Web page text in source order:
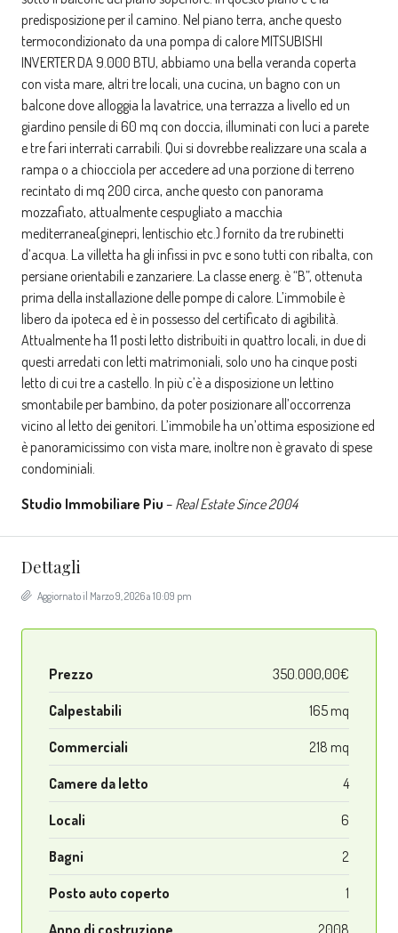
predisposizione per il camino. Nel piano terra, anche questo
termocondizionato da una pompa di calore MITSUBISHI
INVERTER DA 9.000 BTU, abbiamo una bella veranda coperta
con vista mare, altri tre locali, una cucina, un bagno con un
balcone dove alloggia la lavatrice, una terrazza a livello ed un
giardino pensile di 60 mq con doccia, illuminati con luci a parete
e tre fari interrati carrabili. Qui si dovrebbe realizzare una scala a
rampa o a chiocciola per accedere ad una porzione di terreno
recintato di mq 200 circa, anche questo con panorama
mozzafiato, attualmente cespugliato a macchia
mediterranea(ginepri, lentischio etc.) fornito da tre rubinetti
d’acqua. La villetta ha gli infissi in pvc e sono tutti con ribalta, con
persiane orientabili e zanzariere. La classe energ. è “B”, ottenuta
prima della installazione delle pompe di calore. L’immobile è
libero da ipoteca ed è in possesso del certificato di agibilità.
Attualmente ha 11 posti letto distribuiti in quattro locali, in due di
questi arredati con letti matrimoniali, solo uno ha cinque posti
letto di cui tre a castello. In più c’è a disposizione un lettino
smontabile per bambino, da poter posizionare all’occorrenza
vicino al letto dei genitori. L’immobile ha un’ottima esposizione ed
è panoramicissimo con vista mare, inoltre non è gravato di spese
condominiali.
Studio Immobiliare Piu – Real Estate Since 2004
Dettagli
Aggiornato il Marzo 9, 2026 a 10:09 pm
Prezzo 350.000,00€
Calpestabili 165 mq
Commerciali 218 mq
Camere da letto 4
Locali 6
Bagni 2
Posto auto coperto 1
Anno di costruzione 2008